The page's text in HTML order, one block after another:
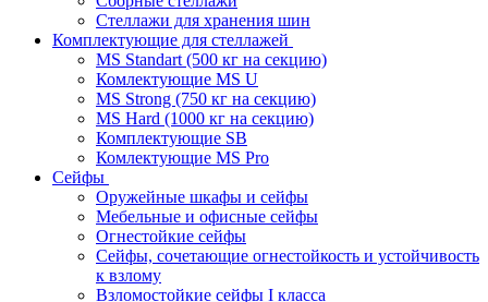
Стеллажи для хранения шин
Комплектующие для стеллажей
MS Standart (500 кг на секцию)
Комлектующие MS U
MS Strong (750 кг на секцию)
MS Hard (1000 кг на секцию)
Комплектующие SB
Комлектующие MS Pro
Сейфы
Оружейные шкафы и сейфы
Мебельные и офисные сейфы
Огнестойкие сейфы
Сейфы, сочетающие огнестойкость и устойчивость
к взлому
Взломостойкие сейфы I класса